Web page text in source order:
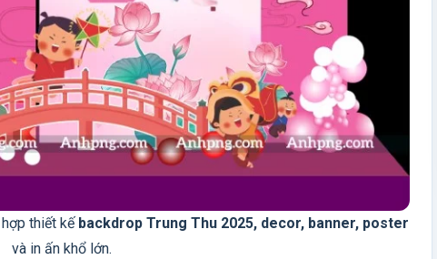
thiết kế backdrop Trung Thu 2025, decor, banner, poster
và in ấn khổ lớn.